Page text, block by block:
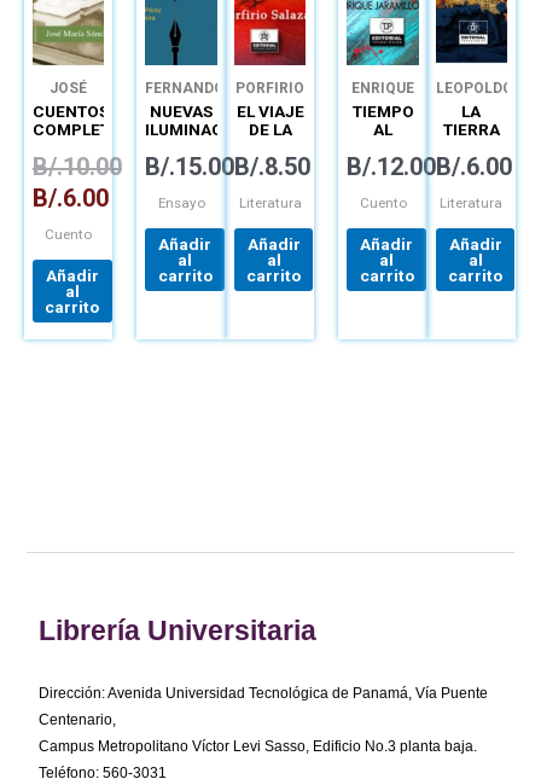
JOSÉ
MARÍA
SÁNCHEZ
CUENTOS
COMPLETOS
POLIFONÍA
NARRADORES
B/.10.00
B/.6.00
Cuento
Añadir
al
carrito
FERNANDO
BURGOS
FÁTIMA
NUEVAS
ILUMINACIONES:
LARGA
DE
JARAMILLO
LEVI
B/.15.00
Ensayo
Añadir
al
carrito
PORFIRIO
SALAZAR
EL VIAJE
DE LA
B/.8.50
Literatura
Añadir
al
carrito
ENRIQUE
JARAMILO
LEVI
TIEMPO
AL
B/.12.00
Cuento
Añadir
al
carrito
LEOPOLDO
MANSO
BROCE
LA
TIERRA
FERMOSA
B/.6.00
Literatura
Añadir
al
carrito
Librería Universitaria
Dirección: Avenida Universidad Tecnológica de Panamá, Vía Puente
Centenario,
Campus Metropolitano Víctor Levi Sasso, Edificio No.3 planta baja.
Teléfono: 560-3031